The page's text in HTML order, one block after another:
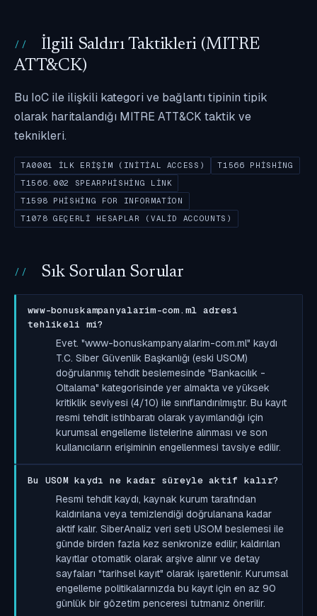
İlgili Saldırı Taktikleri (MITRE
ATT&CK)
Bu IoC ile ilişkili kategori ve bağlantı tipinin tipik
olarak haritalandığı MITRE ATT&CK taktik ve
teknikleri.
TA0001 İLK ERIŞIM (INITIAL ACCESS)
T1566 PHISHING
T1566.002 SPEARPHISHING LINK
T1598 PHISHING FOR INFORMATION
T1078 GEÇERLI HESAPLAR (VALID ACCOUNTS)
Sık Sorulan Sorular
www-bonuskampanyalarim-com.ml adresi
tehlikeli mi?
Evet. "www-bonuskampanyalarim-com.ml" kaydı
T.C. Siber Güvenlik Başkanlığı (eski USOM)
doğrulanmış tehdit beslemesinde "Bankacılık -
Oltalama" kategorisinde yer almakta ve yüksek
kritiklik seviyesi (4/10) ile sınıflandırılmıştır. Bu kayıt
resmi tehdit istihbaratı olarak yayımlandığı için
kurumsal engelleme listelerine alınması ve son
kullanıcıların erişiminin engellenmesi tavsiye edilir.
Bu USOM kaydı ne kadar süreyle aktif kalır?
Resmi tehdit kaydı, kaynak kurum tarafından
kaldırılana veya temizlendiği doğrulanana kadar
aktif kalır. SiberAnaliz veri seti USOM beslemesi ile
günde birden fazla kez senkronize edilir; kaldırılan
kayıtlar otomatik olarak arşive alınır ve detay
sayfaları "tarihsel kayıt" olarak işaretlenir. Kurumsal
engelleme politikalarınızda bu kayıt için en az 90
günlük bir gözetim penceresi tutmanız önerilir.